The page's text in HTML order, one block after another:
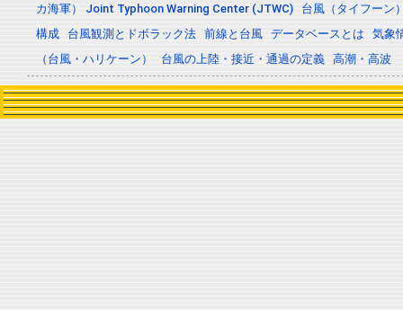
カ海軍） Joint Typhoon Warning Center (JTWC)
台風（タイフーン
構成
台風観測とドボラック法 前線と台風 データベースとは
気象
（台風・ハリケーン）
台風の上陸・接近・通過の定義 高潮・高波